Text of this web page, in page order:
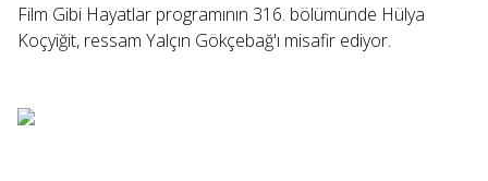
Film Gibi Hayatlar programının 316. bölümünde Hülya
Koçyiğit, ressam Yalçın Gökçebağ'ı misafir ediyor.